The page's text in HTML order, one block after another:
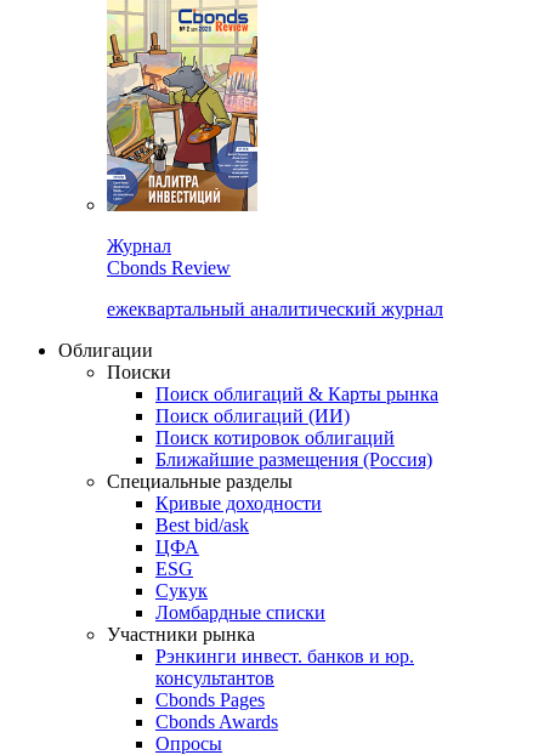
Журнал
Cbonds Review
ежеквартальный аналитический журнал
Облигации
Поиски
Поиск облигаций & Карты рынка
Поиск облигаций (ИИ)
Поиск котировок облигаций
Ближайшие размещения (Россия)
Специальные разделы
Кривые доходности
Best bid/ask
ЦФА
ESG
Сукук
Ломбардные списки
Участники рынка
Рэнкинги инвест. банков и юр.
консультантов
Cbonds Pages
Cbonds Awards
Опросы